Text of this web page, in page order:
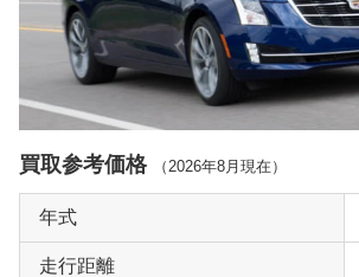
買取参考価格 （ 2026年8月 現在）
年式
走行距離